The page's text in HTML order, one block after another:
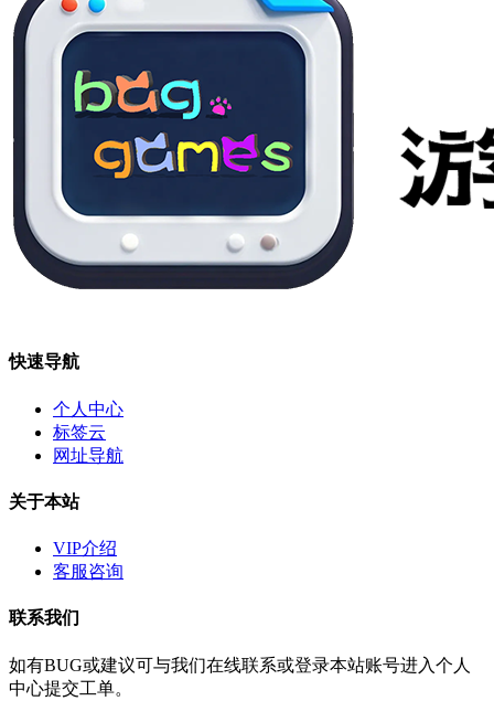
快速导航
个人中心
标签云
网址导航
关于本站
VIP介绍
客服咨询
联系我们
如有BUG或建议可与我们在线联系或登录本站账号进入个人
中心提交工单。